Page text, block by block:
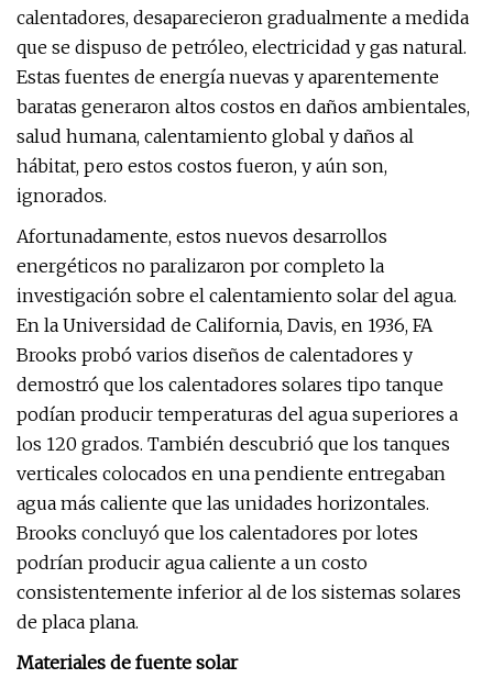
calentadores, desaparecieron gradualmente a medida
que se dispuso de petróleo, electricidad y gas natural.
Estas fuentes de energía nuevas y aparentemente
baratas generaron altos costos en daños ambientales,
salud humana, calentamiento global y daños al
hábitat, pero estos costos fueron, y aún son,
ignorados.
Afortunadamente, estos nuevos desarrollos
energéticos no paralizaron por completo la
investigación sobre el calentamiento solar del agua.
En la Universidad de California, Davis, en 1936, FA
Brooks probó varios diseños de calentadores y
demostró que los calentadores solares tipo tanque
podían producir temperaturas del agua superiores a
los 120 grados. También descubrió que los tanques
verticales colocados en una pendiente entregaban
agua más caliente que las unidades horizontales.
Brooks concluyó que los calentadores por lotes
podrían producir agua caliente a un costo
consistentemente inferior al de los sistemas solares
de placa plana.
Materiales de fuente solar